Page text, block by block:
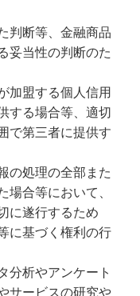
判断等、金融商品
妥当性の判断のた
加盟する個人信用
する場合等、適切
で第三者に提供す
の処理の全部また
場合等において、
に遂行するため
に基づく権利の行
分析やアンケート
サービスの研究や